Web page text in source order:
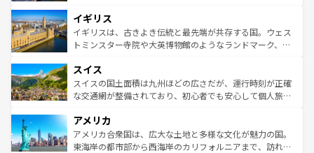
いる。シャンパンの発祥地であるランス、プロヴァンスの
香り高いラベンダー畑など、多彩な楽しみ方が可能だ。さ
らに、パリ以外の地域にも魅力が溢れており、どの街角に
れる地方に足を運ぶとそれぞれで全く異なる文化を体験で
きるだろう。 なお、新着のフランス情報はコンテンツ一覧
を参照してほしい。
顔を持つこの国は、どこを歩いても飽きることがない。ベ
ルリンの文化的活気、バイエルン州のアルプスの絶景、そ
してライン川沿いのワイン畑といった風景は必見。ビール
は、お酒好きな人にはぜひ体験してほしい。 なお、新着の
ドイツ情報はコンテンツ一覧を参照してほしい。
イギリス
イギリスは、古きよき伝統と最先端が共存する国。ウェス
トミンスター寺院や大英博物館のようなランドマーク、歴
リアごとに異なる魅力がある。また、優雅なアフタヌーン
ティー、ビール好きにはたまらない英国パブ、サッカー観
戦など、本場だからこそできる体験も豊富。イギリスを旅
ンツ一覧を参照してほしい。
スイス
スイスの国土面積は九州ほどの広さだが、運行時刻が正確
な交通網が整備されており、初心者でも安心して個人旅行
の建物がそのまま残る町や、スイスならではのユニークな
博物館もあり、アルプス観光だけでなく町歩きも満喫する
ことができる。国民の所得が高いため物価も高いが、旅行
アメリカ
アメリカ合衆国は、広大な土地と多様な文化が魅力の国。
東海岸の都市部から西海岸のカリフォルニアまで、訪れる